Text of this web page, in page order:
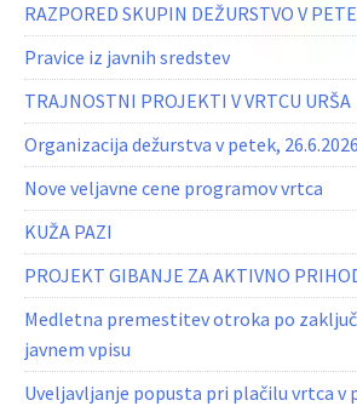
RAZPORED SKUPIN DEŽURSTVO V
Pravice iz javnih sredstev
TRAJNOSTNI PROJEKTI V VRTCU URŠA
Organizacija dežurstva v petek, 26.6.2026
Nove veljavne cene programov vrtca
KUŽA PAZI
PROJEKT GIBANJE ZA AKTIVNO
Medletna premestitev otroka po
javnem vpisu
Uveljavljanje popusta pri plačilu vrtca v